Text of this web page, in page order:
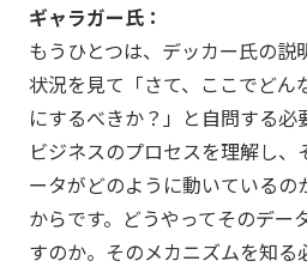
ギャラガー氏：
もうひとつは、デッカー氏の説
状況を見て「さて、ここでどん
にするべきか？」と自問する必
ビジネスのプロセスを理解し
ータがどのように動いているの
からです。どうやってそのデー
すのか。そのメカニズムを知